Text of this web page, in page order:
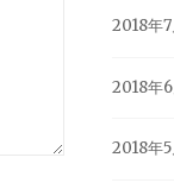
2018年7
2018年6
2018年5